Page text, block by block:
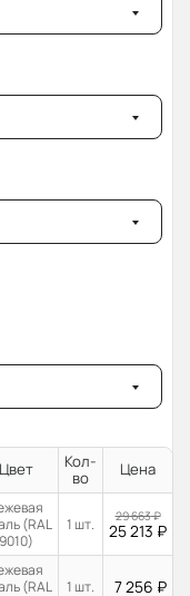
Цвет
Кол-
во
Цена
(RAL
9010)
1 шт. 29 663₽
25 213 ₽
(RAL
1 шт. 7 256 ₽